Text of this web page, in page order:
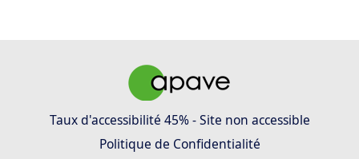
Taux d'accessibilité 45% - Site non accessible
Politique de Confidentialité